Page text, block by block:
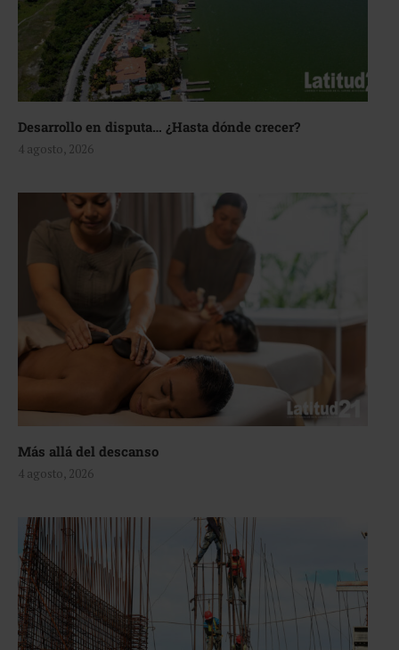
Desarrollo en disputa… ¿Hasta dónde crecer?
4 agosto, 2026
Más allá del descanso
4 agosto, 2026